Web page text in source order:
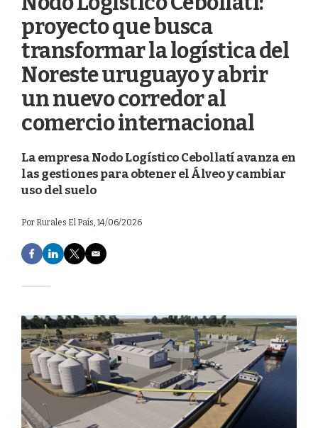
proyecto que busca
transformar la logística del
Noreste uruguayo y abrir
un nuevo corredor al
comercio internacional
La empresa Nodo Logístico Cebollatí avanza en
las gestiones para obtener el Álveo y cambiar
uso del suelo
Por Rurales El País, 14/06/2026
F
a
e
o
o
k
L
i
d
I
n
T
w
e
r
E
m